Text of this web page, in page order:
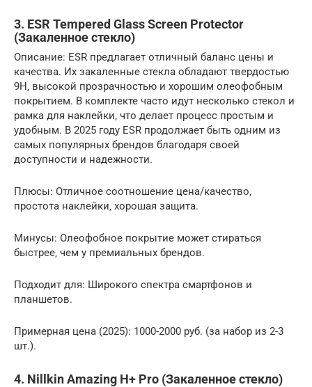
3. ESR Tempered Glass Screen Protector
(Закаленное стекло)
Описание: ESR предлагает отличный баланс цены и
качества. Их закаленные стекла обладают твердостью
9H‚ высокой прозрачностью и хорошим олеофобным
покрытием. В комплекте часто идут несколько стекол и
рамка для наклейки‚ что делает процесс простым и
удобным. В 2025 году ESR продолжает быть одним из
самых популярных брендов благодаря своей
доступности и надежности.
Плюсы: Отличное соотношение цена/качество‚
простота наклейки‚ хорошая защита.
Минусы: Олеофобное покрытие может стираться
быстрее‚ чем у премиальных брендов.
Подходит для: Широкого спектра смартфонов и
планшетов.
Примерная цена (2025): 1000-2000 руб. (за набор из 2-3
шт.).
4. Nillkin Amazing H+ Pro (Закаленное стекло)